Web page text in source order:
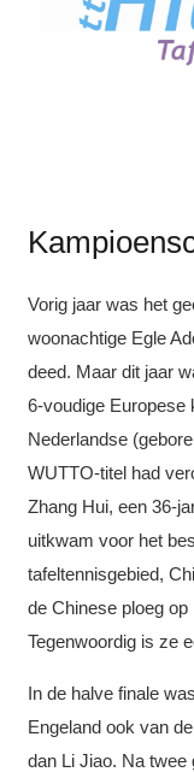
Vorig jaar was het
woonachtige Egle
deed. Maar dit jaar
6-voudige Europese
Nederlandse
WUTTO-titel had
Zhang Hui, een 36-
uitkwam voor het
tafeltennisgebied,
de Chinese ploeg
Tegenwoordig is ze
In de halve finale
Engeland ook van
dan Li Jiao. Na